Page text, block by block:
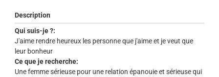
Description
Qui suis-je ?:
J'aime rendre heureux les personne que j'aime et je veut que
leur bonheur
Ce que je recherche:
Une femme sérieuse pour une relation épanouie et sérieuse qui